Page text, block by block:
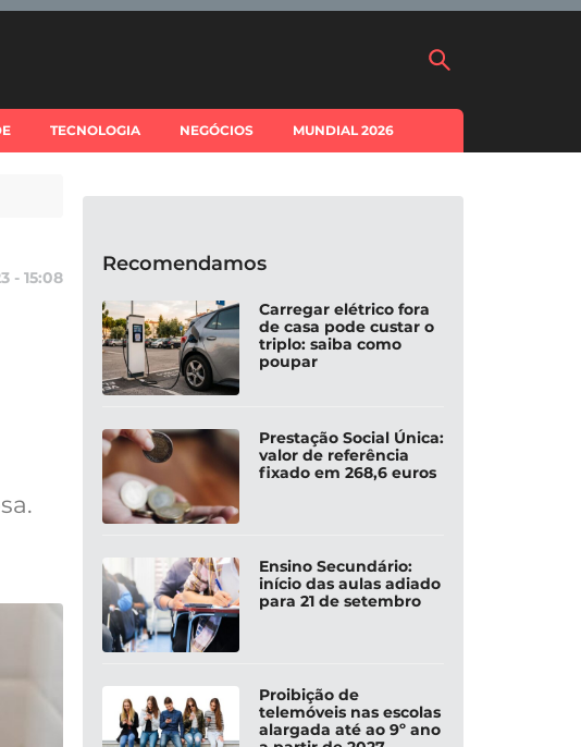
TECNOLOGIA NEGÓCIOS MUNDIAL 2026
- 15:08
Recomendamos
Carregar elétrico fora
de casa pode custar o
triplo: saiba como
poupar
Prestação Social Única:
valor de referência
fixado em 268,6 euros
Ensino Secundário:
início das aulas adiado
para 21 de setembro
Proibição de
telemóveis nas escolas
alargada até ao 9º ano